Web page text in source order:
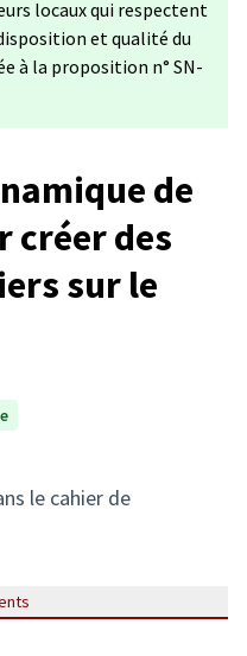
locaux qui respectent
et qualité du
à la proposition n° SN-
de
créer des
sur le
le cahier de